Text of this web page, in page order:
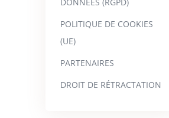
POLITIQUE DE COOKIES
(UE)
PARTENAIRES
DROIT DE RÉTRACTATION